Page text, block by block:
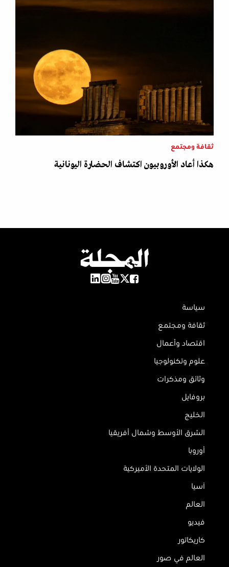
ثقافة ومجتمع
هكذا أعاد الأوروبيون اكتشاف الحضارة اليونانية
سياسة
ثقافة ومجتمع
اقتصاد وأعمال
علوم وتكنولوجيا
وثائق ومذكرات
بروفايل
الخليج
الشرق الأوسط وشمال أفريقيا
أوروبا
الولايات المتحدة الأميركية
آسيا
العالم
فيديو
كاريكاتور
العالم في صور